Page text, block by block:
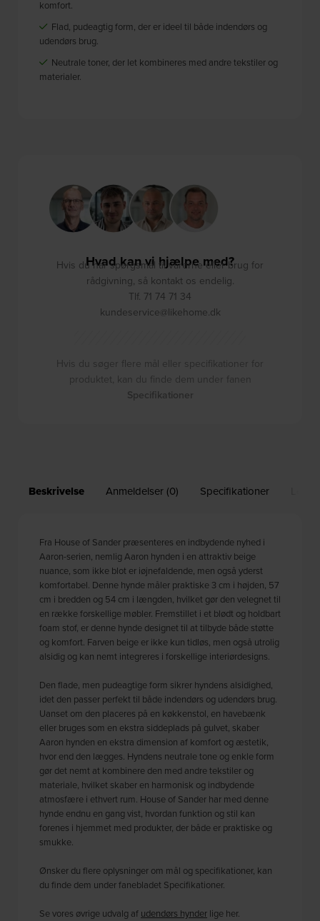
Beskrivelse Anmeldelser (0) Specifikationer
Fra House of Sander præsenteres en indbydende nyhed i
Aaron-serien, nemlig Aaron hynden i en attraktiv beige
nuance, som ikke blot er iøjnefaldende, men også yderst
komfortabel. Denne hynde måler praktiske 3 cm i højden, 57
cm i bredden og 54 cm i længden, hvilket gør den velegnet til
en række forskellige møbler. Fremstillet i et blødt og holdbart
foam stof, er denne hynde designet til at tilbyde både støtte
og komfort. Farven beige er ikke kun tidløs, men også utrolig
alsidig og kan nemt integreres i forskellige interiørdesigns.
Den flade, men pudeagtige form sikrer hyndens alsidighed,
idet den passer perfekt til både indendørs og udendørs brug.
Uanset om den placeres på en køkkenstol, en havebænk
eller bruges som en ekstra siddeplads på gulvet, skaber
Aaron hynden en ekstra dimension af komfort og æstetik,
hvor end den lægges. Hyndens neutrale tone og enkle form
gør det nemt at kombinere den med andre tekstiler og
materiale, hvilket skaber en harmonisk og indbydende
atmosfære i ethvert rum. House of Sander har med denne
hynde endnu en gang vist, hvordan funktion og stil kan
forenes i hjemmet med produkter, der både er praktiske og
smukke.
Ønsker du flere oplysninger om mål og specifikationer, kan
du finde dem under fanebladet Specifikationer.
Se vores øvrige udvalg af udendørs hynder lige her.
komfort.
Flad, pudeagtig form, der er ideel til både indendørs og
udendørs brug.
Neutrale toner, der let kombineres med andre tekstiler og
materialer.
Hvad kan vi hjælpe med?
Hvis du har spørgsmål til varerne eller brug for
rådgivning, så kontakt os endelig.
Tlf. 71 74 71 34
kundeservice@likehome.dk
Hvis du søger flere mål eller specifikationer for
produktet, kan du finde dem under fanen
Specifikationer